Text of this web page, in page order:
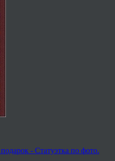
- Статуэтка по фото.